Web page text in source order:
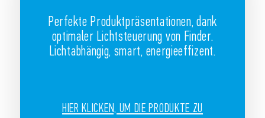
Perfekte Produktpräsentationen, dank
optimaler Lichtsteuerung von Finder.
Lichtabhängig, smart, energieeffizent.
HIER KLICKEN, UM DIE PRODUKTE ZU